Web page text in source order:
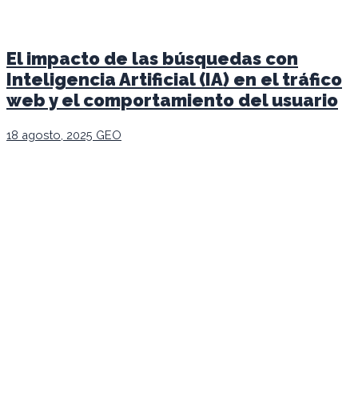
El impacto de las búsquedas con
Inteligencia Artificial (IA) en el tráfico
web y el comportamiento del usuario
18 agosto, 2025 GEO